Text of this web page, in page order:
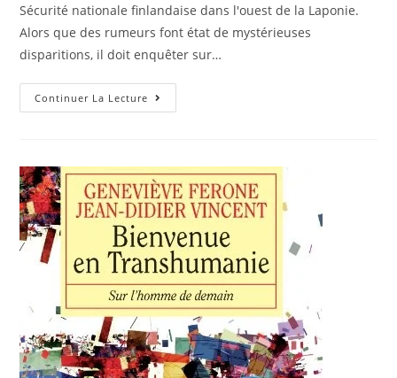
Sécurité nationale finlandaise dans l'ouest de la Laponie.
Alors que des rumeurs font état de mystérieuses
disparitions, il doit enquêter sur…
Continuer La Lecture